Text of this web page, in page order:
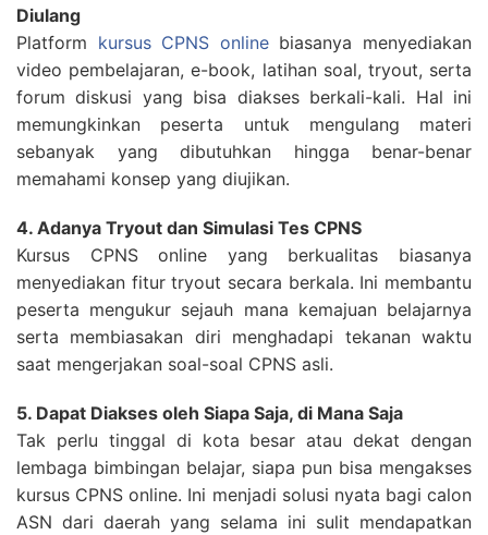
Diulang
Platform kursus CPNS onlinebiasanya menyediakan
video pembelajaran, e-book, latihan soal, tryout, serta
forum diskusi yang bisa diakses berkali-kali. Hal ini
memungkinkan peserta untuk mengulang materi
sebanyak yang dibutuhkan hingga benar-benar
memahami konsep yang diujikan.
4. Adanya Tryout dan Simulasi Tes CPNS
Kursus CPNS online yang berkualitas biasanya
menyediakan fitur tryout secara berkala. Ini membantu
peserta mengukur sejauh mana kemajuan belajarnya
serta membiasakan diri menghadapi tekanan waktu
saat mengerjakan soal-soal CPNS asli.
5. Dapat Diakses oleh Siapa Saja, di Mana Saja
Tak perlu tinggal di kota besar atau dekat dengan
lembaga bimbingan belajar, siapa pun bisa mengakses
kursus CPNS online. Ini menjadi solusi nyata bagi calon
ASN dari daerah yang selama ini sulit mendapatkan